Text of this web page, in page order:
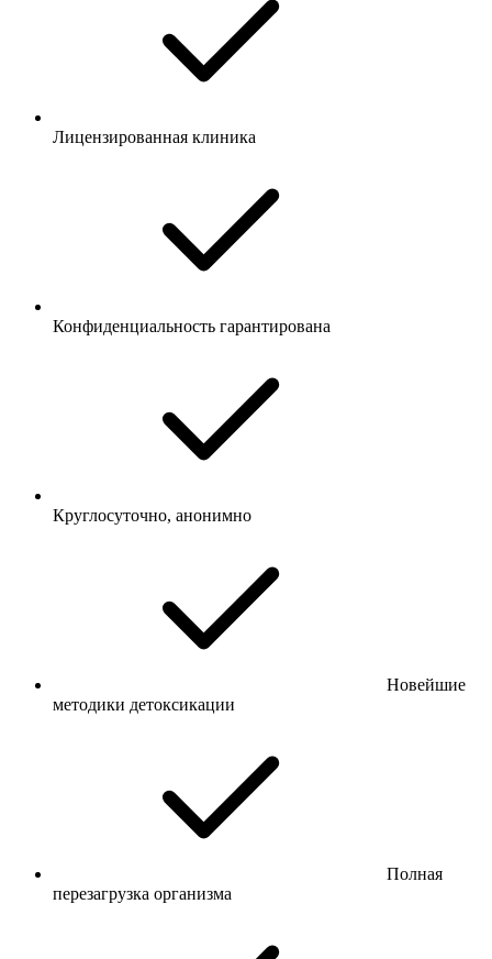
Лицензированная клиника
Конфиденциальность гарантирована
Круглосуточно, анонимно
Новейшие
методики детоксикации
Полная
перезагрузка организма